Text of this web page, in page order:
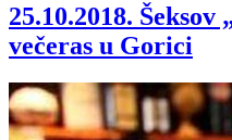
25.10.2018. Šeksov
večeras u Gorici